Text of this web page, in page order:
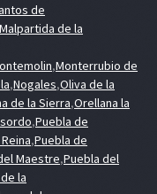
de
Malpartida de la
,Monterrubio de
,Nogales,Oliva de la
de la Sierra,Orellana la
,Puebla de
,Puebla de
Maestre,Puebla del
la